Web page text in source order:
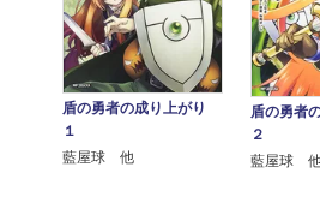
盾の勇者の成り上がり
１
藍屋球 他
盾の勇者
２
藍屋球